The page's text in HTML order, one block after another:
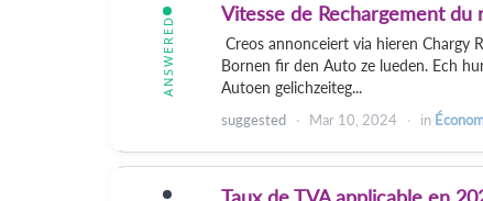
ANSWERED
Vitesse de Rechargement du
Creos annonceiert via hieren Chargy
Bornen fir den Auto ze lueden. Ech
Autoen gelichzeiteg...
suggested Mar 10, 2024 in